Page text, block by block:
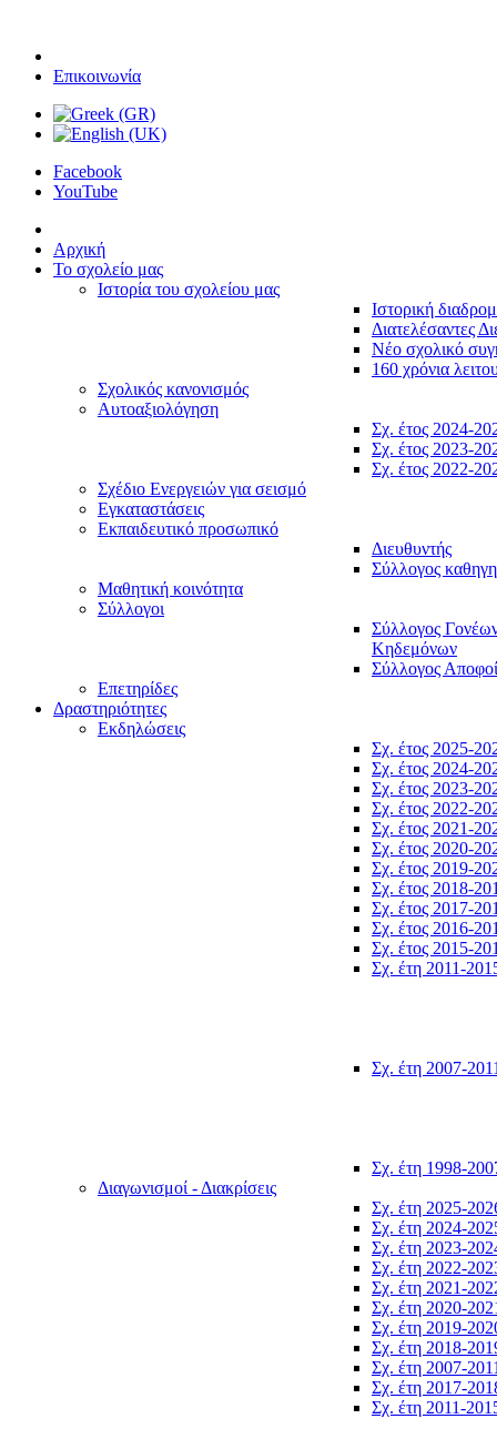
Επικοινωνία
Facebook
YouTube
Αρχική
Το σχολείο μας
Ιστορία του σχολείου μας
Ιστορική
Διατελέσαντες
Νέο σχολικό
160 χρόνια
Σχολικός κανονισμός
Αυτοαξιολόγηση
Σχ. έτος 2024-
Σχ. έτος 2023-
Σχ. έτος 2022-
Σχέδιο Ενεργειών για σεισμό
Εγκαταστάσεις
Εκπαιδευτικό προσωπικό
Διευθυντής
Σύλλογος
Μαθητική κοινότητα
Σύλλογοι
Σύλλογος
Κηδεμόνων
Σύλλογος
Επετηρίδες
Δραστηριότητες
Εκδηλώσεις
Σχ. έτος 2025-
Σχ. έτος 2024-
Σχ. έτος 2023-
Σχ. έτος 2022-
Σχ. έτος 2021-
Σχ. έτος 2020-
Σχ. έτος 2019-
Σχ. έτος 2018-
Σχ. έτος 2017-
Σχ. έτος 2016-
Σχ. έτος 2015-
Σχ. έτη 2011-
Σχ. έτη 2007-
Σχ. έτη 1998-
Διαγωνισμοί - Διακρίσεις
Σχ. έτη 2025-
Σχ. έτη 2024-
Σχ. έτη 2023-
Σχ. έτη 2022-
Σχ. έτη 2021-
Σχ. έτη 2020-
Σχ. έτη 2019-
Σχ. έτη 2018-
Σχ. έτη 2007-
Σχ. έτη 2017-
Σχ. έτη 2011-